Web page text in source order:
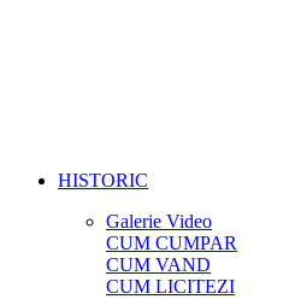
HISTORIC
Galerie Video
CUM CUMPAR
CUM VAND
CUM LICITEZI